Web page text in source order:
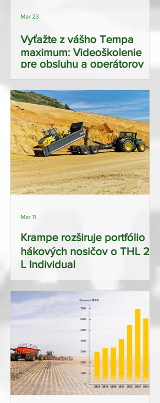
Vyťažte z vášho Tempa
maximum: Videoškolenie
pre obsluhu a operátorov
Mar 23
Krampe rozširuje portfólio
hákových nosičov o THL 20
L Individual
Mar 11